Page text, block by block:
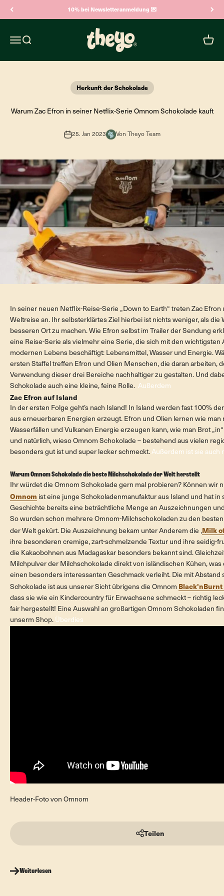
10% bei Newsletteranmeldung 💌
Navigationsmenü öffnen
Suche öffnen
Theyo
Herkunft der Schokolade
Warum Zac Efron in seiner Netflix-Serie Omnom Schokolade kauft
25. Jan 2023 Von Theyo Team
In seiner neuen Netflix-Reise-Serie „Down to Earth“ treten Zac Efron
Weltreise an. Ihr selbsterklärtes Ziel hierbei ist nichts weniger, als die
besseren Ort zu machen. Wie Efron selbst im Trailer der Sendung
eine Reise-Serie als vielmehr eine Serie, die sich mit den wichtigsten
modernen Lebens beschäftigt: Lebensmittel, Wasser und Energie.
ersten Staffel treffen Efron und Olien Menschen, die daran arbeiten,
Verwendung dieser drei Bereiche nachhaltiger zu gestalten. Und
Schokolade auch eine kleine, feine Rolle. Außerdem
Zac Efron auf Island
In der ersten Folge geht’s nach Island! In Island werden fast 100%
aus erneuerbaren Energien erzeugt. Efron und Olien lernen wie man
Wasserfällen und Vulkanen Energie erzeugen kann, wie man Brot
und natürlich, wieso Omnom Schokolade – bestehend aus vielen
besonders gut ist und super lecker schmeckt. Außerdem ist sie auch
Warum Omnom Schokolade die beste Milchschokolade der Welt herstellt
Ihr würdet die Omnom Schokolade gern mal probieren? Können wir
Omnom ist eine junge Schokoladenmanufaktur aus Island und hat in
Geschichte bereits eine beträchtliche Menge an Auszeichnungen
So wurden schon mehrere Omnom-Milchschokoladen zu den
der Welt gekürt. Die Auszeichnung bekam unter Anderem die ‚Milk
ihre besonderen cremige, zart-schmelzende Textur und ihre seidig-
die Kakaobohnen aus Madagaskar besonders bekannt sind.
Milchpulver der Milchschokolade direkt von isländischen Kühen,
einen besonders interessanten Geschmack verleiht. Die mit Abstand
Schokolade ist aus unserer Sicht übrigens die Omnom Black'nBurnt
dass sie wie ein Kindercountry für Erwachsene schmeckt – richtig
fair hergestellt! Eine Auswahl an großartigen Omnom Schokoladen
unserm Shop. Überdies
Header-Foto von Omnom
Teilen
Weiterlesen